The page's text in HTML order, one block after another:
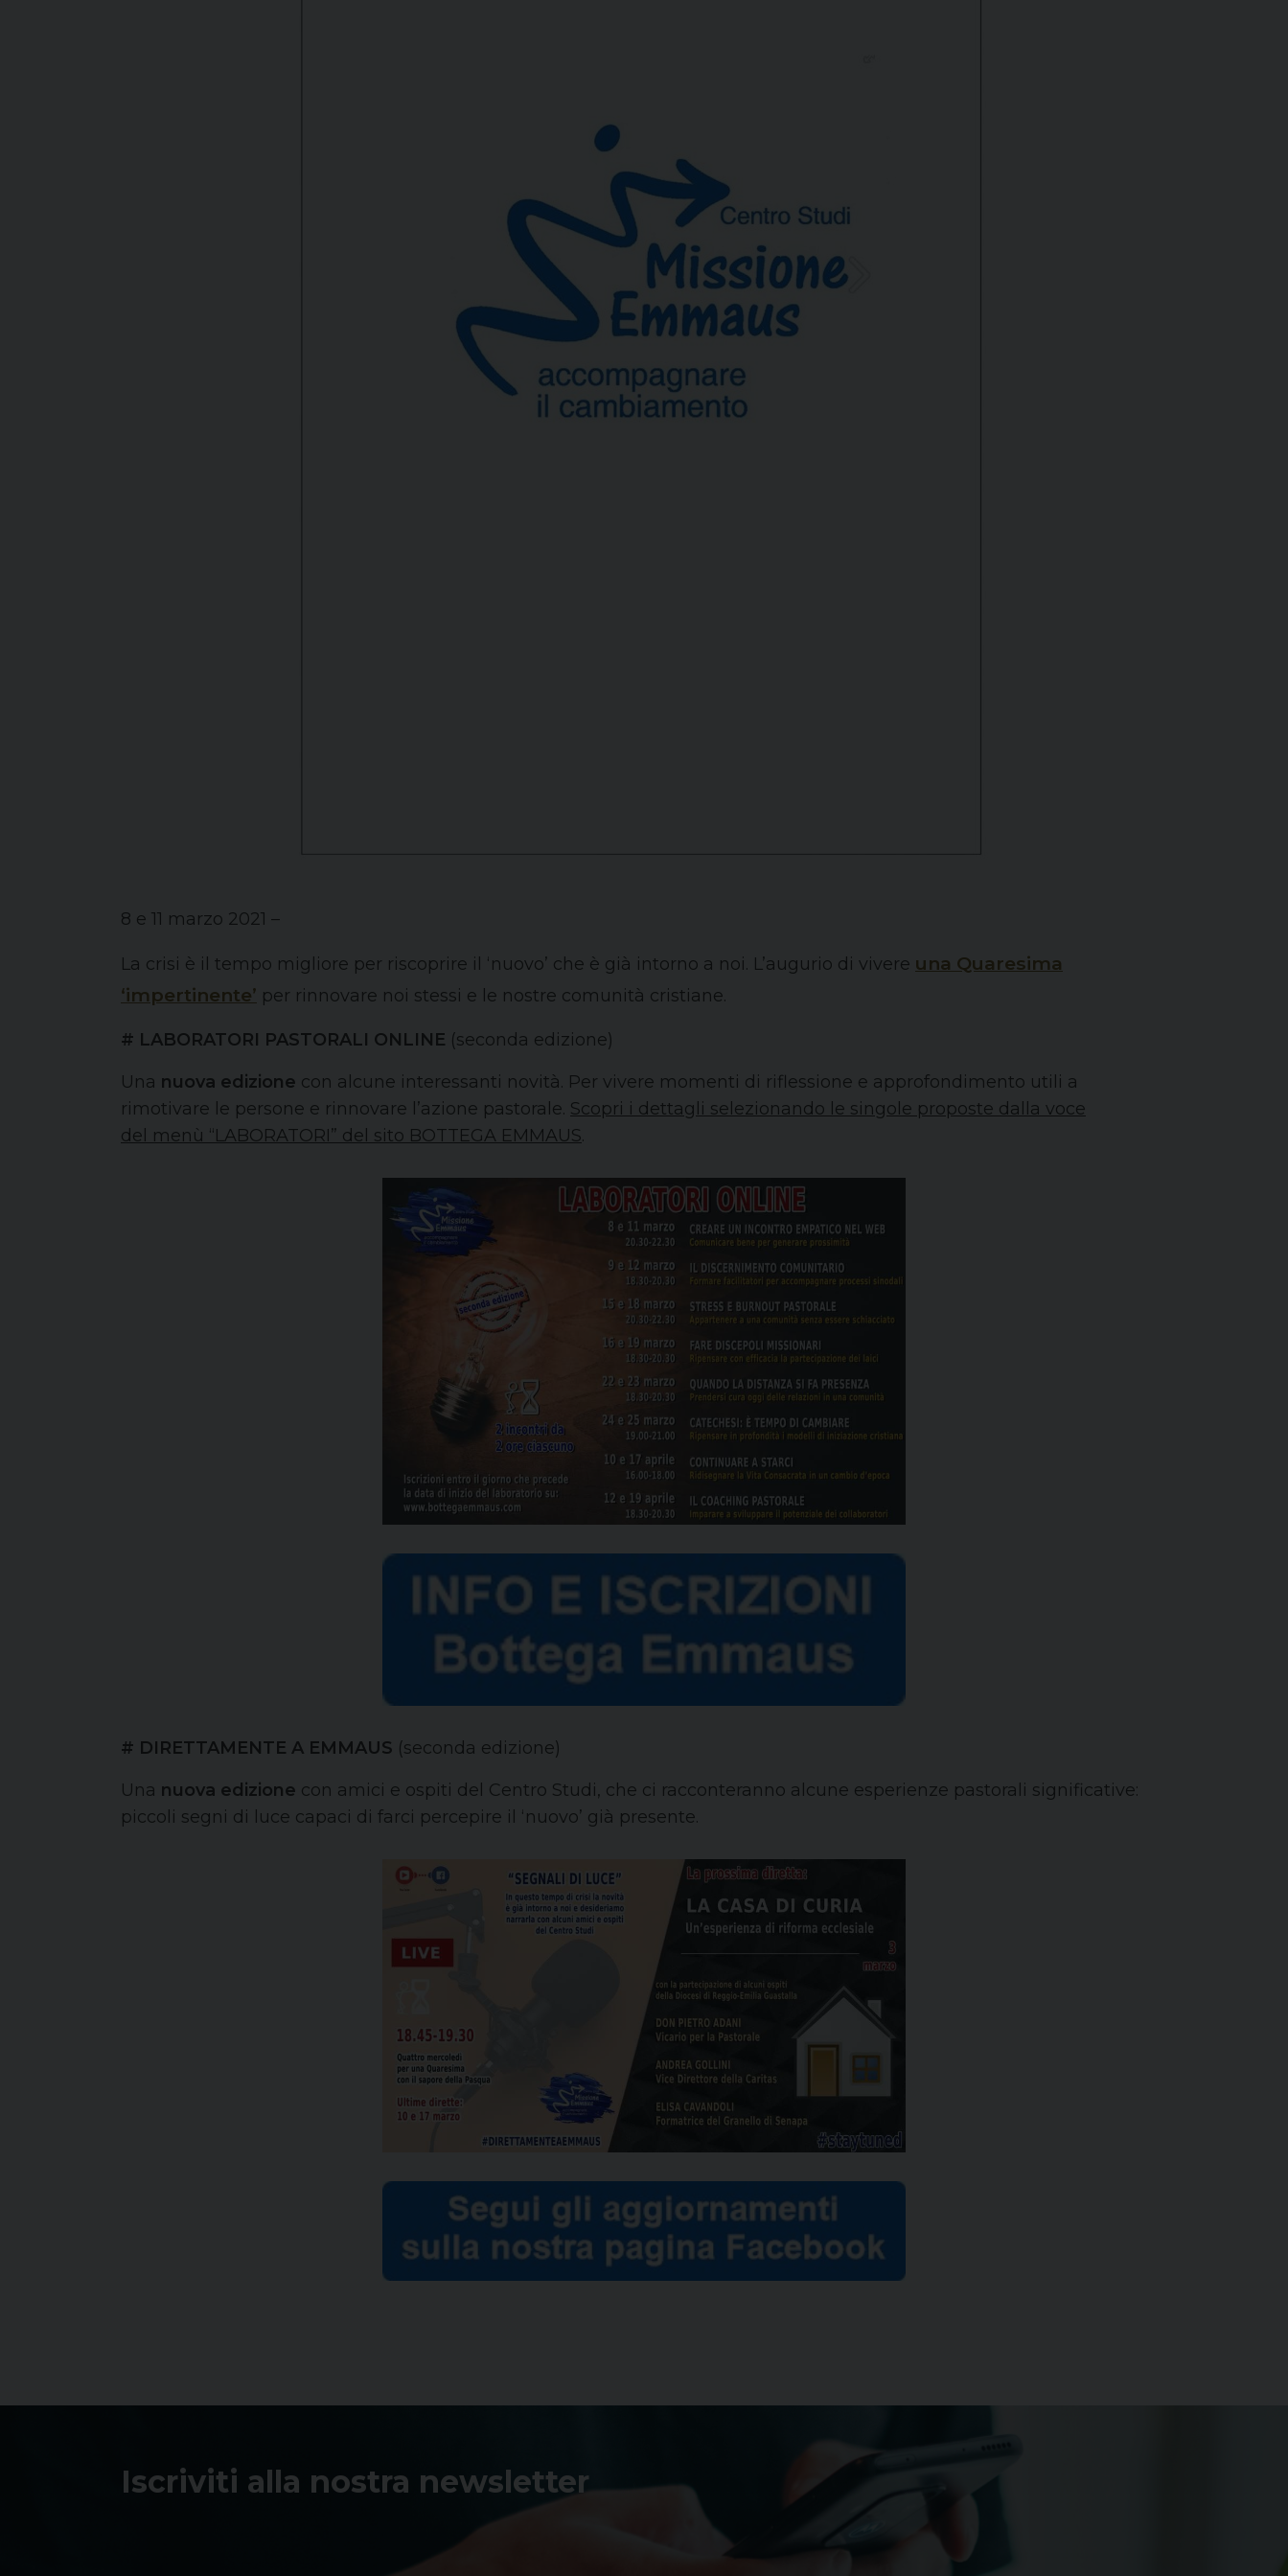
8 e 11 marzo 2021 –
La crisi è il tempo migliore per riscoprire il ‘nuovo’ che è già intorno a noi. L’augurio di vivere una Quaresima
‘impertinente’ per rinnovare noi stessi e le nostre comunità cristiane.
# LABORATORI PASTORALI ONLINE (seconda edizione)
Una nuova edizione con alcune interessanti novità. Per vivere momenti di riflessione e approfondimento utili a
rimotivare le persone e rinnovare l’azione pastorale. Scopri i dettagli selezionando le singole proposte dalla voce
del menù “LABORATORI” del sito BOTTEGA EMMAUS.
# DIRETTAMENTE A EMMAUS (seconda edizione)
Una nuova edizione con amici e ospiti del Centro Studi, che ci racconteranno alcune esperienze pastorali significative:
piccoli segni di luce capaci di farci percepire il ‘nuovo’ già presente.
Iscriviti alla nostra newsletter